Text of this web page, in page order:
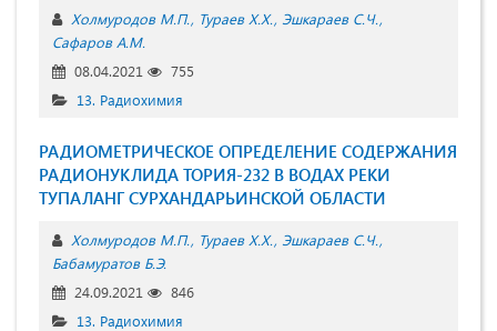
Холмуродов М.П. Тураев Х.Х. Эшкараев С.Ч.
Сафаров А.М.
08.04.2021
755
13. Радиохимия
РАДИОМЕТРИЧЕСКОЕ ОПРЕДЕЛЕНИЕ СОДЕРЖАНИЯ
РАДИОНУКЛИДА ТОРИЯ-232 В ВОДАХ РЕКИ
ТУПАЛАНГ СУРХАНДАРЬИНСКОЙ ОБЛАСТИ
Холмуродов М.П. Тураев Х.Х. Эшкараев С.Ч.
Бабамуратов Б.Э.
24.09.2021
846
13. Радиохимия